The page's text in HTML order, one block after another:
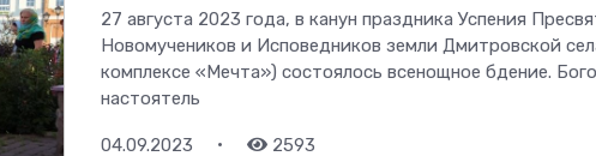
27 августа 2023 года, в канун праздника Успения
Новомучеников и Исповедников земли Дмитровской
комплексе «Мечта») состоялось всенощное бдение.
настоятель
04.09.2023 • 2593